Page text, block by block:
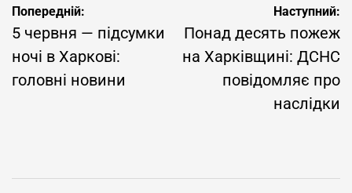
Навігація
записів
Попередній:
5 червня — підсумки
ночі в Харкові:
головні новини
Наступний:
Понад десять пожеж
на Харківщині: ДСНС
повідомляє про
наслідки